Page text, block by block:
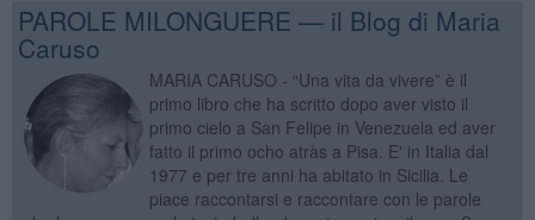
PAROLE MILONGUERE — il Blog di Maria
Caruso
MARIA CARUSO - “Una vita da vivere” è il
primo libro che ha scritto dopo aver visto il
primo cielo a San Felipe in Venezuela ed aver
fatto il primo ocho atràs a Pisa. E' in Italia dal
1977 e per tre anni ha abitato in Sicilia. Le
piace raccontarsi e raccontare con le parole